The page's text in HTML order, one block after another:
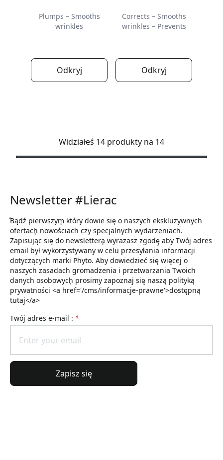
Plumps – Smooths
wrinkles
Odkryj
Corrects – Smooths
wrinkles – Prevents
Odkryj
Widziałeś 14 produkty na 14
Newsletter #Lierac
ͣBądź pierwszym͕ który dowie się o naszych ekskluzywnych
ofertach͕ nowościach czy specjalnych wydarzeniach͘.
Zapisując się do newslettera͕ wyrażasz zgodę͕ aby Twój adres
email był wykorzystywany w celu przesyłania informacji
dotyczących marki Phyto. Aby dowiedzieć się więcej o
naszych zasadach gromadzenia i przetwarzania Twoich
danych osobowych͕ prosimy zapoznaj się naszą polityką
prywatności <a href='/cms/informacje-prawne'>dostępną
tutaj</a>
Twój adres e-mail : *
Zapisz się